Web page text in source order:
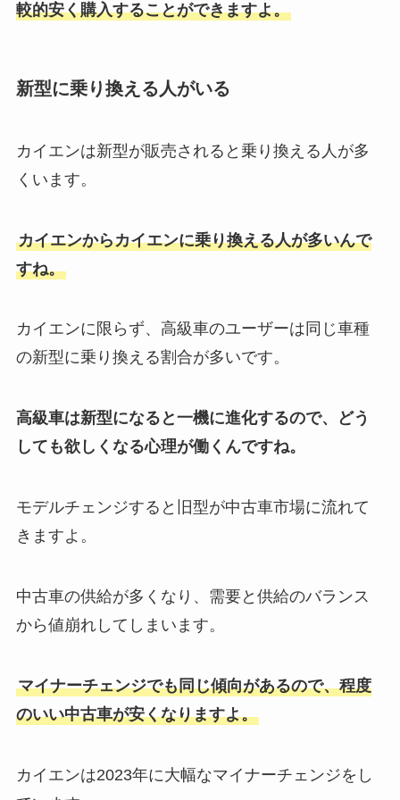
較的安く購入することができますよ。
新型に乗り換える人がいる
カイエンは新型が販売されると乗り換える人が多
くいます。
カイエンからカイエンに乗り換える人が多いんで
すね。
カイエンに限らず、高級車のユーザーは同じ車種
の新型に乗り換える割合が多いです。
高級車は新型になると一機に進化するので、どう
しても欲しくなる心理が働くんですね。
モデルチェンジすると旧型が中古車市場に流れて
きますよ。
中古車の供給が多くなり、需要と供給のバランス
から値崩れしてしまいます。
マイナーチェンジでも同じ傾向があるので、程度
のいい中古車が安くなりますよ。
カイエンは2023年に大幅なマイナーチェンジをし